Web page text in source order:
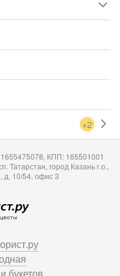
+2
КПП: 165501001
Татарстан, город Казань г.о.,
д. 10/54, офис 3